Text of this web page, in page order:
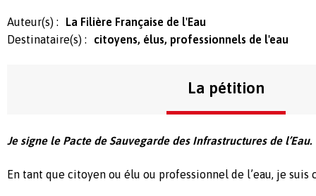
Auteur(s) :
La Filière Française de l'Eau
Destinataire(s) :
citoyens, élus, professionnels de l'eau
La pétition
Je signe le Pacte de Sauvegarde des Infrastructures de l’Eau.
En tant que citoyen ou élu ou professionnel de l’eau, je suis